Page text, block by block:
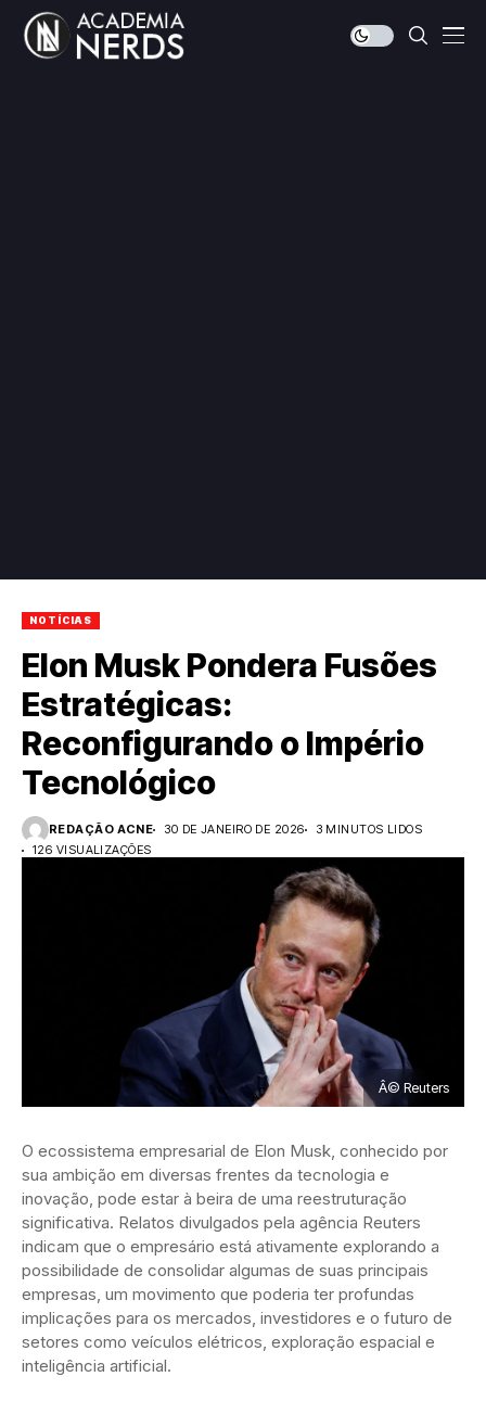
NOTÍCIAS
Elon Musk Pondera Fusões
Estratégicas:
Reconfigurando o Império
Tecnológico
REDAÇÃO ACNE 30 DE JANEIRO DE 2026
3 MINUTOS LIDOS
126 VISUALIZAÇÕES
Â© Reuters
O ecossistema empresarial de Elon Musk, conhecido por
sua ambição em diversas frentes da tecnologia e
inovação, pode estar à beira de uma reestruturação
significativa. Relatos divulgados pela agência Reuters
indicam que o empresário está ativamente explorando a
possibilidade de consolidar algumas de suas principais
empresas, um movimento que poderia ter profundas
implicações para os mercados, investidores e o futuro de
setores como veículos elétricos, exploração espacial e
inteligência artificial.